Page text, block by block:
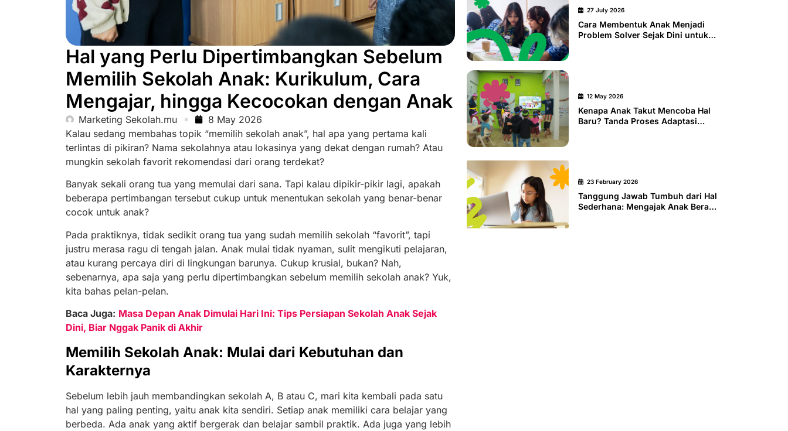
Hal yang Perlu Dipertimbangkan Sebelum
Memilih Sekolah Anak: Kurikulum, Cara
Mengajar, hingga Kecocokan dengan Anak
Marketing Sekolah.mu
8 May 2026
Kalau sedang membahas topik “memilih sekolah anak”, hal apa yang pertama kali
terlintas di pikiran? Nama sekolahnya atau lokasinya yang dekat dengan rumah? Atau
mungkin sekolah favorit rekomendasi dari orang terdekat?
Banyak sekali orang tua yang memulai dari sana. Tapi kalau dipikir-pikir lagi, apakah
beberapa pertimbangan tersebut cukup untuk menentukan sekolah yang benar-benar
cocok untuk anak?
Pada praktiknya, tidak sedikit orang tua yang sudah memilih sekolah “favorit”, tapi
justru merasa ragu di tengah jalan. Anak mulai tidak nyaman, sulit mengikuti pelajaran,
atau kurang percaya diri di lingkungan barunya. Cukup krusial, bukan? Nah,
sebenarnya, apa saja yang perlu dipertimbangkan sebelum memilih sekolah anak? Yuk,
kita bahas pelan-pelan.
Baca Juga: Masa Depan Anak Dimulai Hari Ini: Tips Persiapan Sekolah Anak Sejak
Dini, Biar Nggak Panik di Akhir
Memilih Sekolah Anak: Mulai dari Kebutuhan dan
Karakternya
Sebelum lebih jauh membandingkan sekolah A, B atau C, mari kita kembali pada satu
hal yang paling penting, yaitu anak kita sendiri. Setiap anak memiliki cara belajar yang
berbeda. Ada anak yang aktif bergerak dan belajar sambil praktik. Ada juga yang lebih
Cara Membentuk Anak Menjadi
Problem Solver Sejak Dini untuk
27 July 2026
Kenapa Anak Takut Mencoba Hal
Baru? Tanda Proses Adaptasi
12 May 2026
Tanggung Jawab Tumbuh dari Hal
Sederhana: Mengajak Anak Berani
23 February 2026